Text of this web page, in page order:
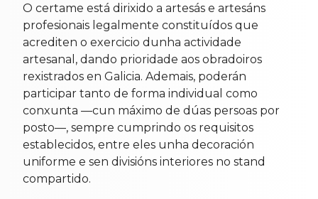
O certame está dirixido a artesás e artesáns
profesionais legalmente constituídos que
acrediten o exercicio dunha actividade
artesanal, dando prioridade aos obradoiros
rexistrados en Galicia. Ademais, poderán
participar tanto de forma individual como
conxunta —cun máximo de dúas persoas por
posto—, sempre cumprindo os requisitos
establecidos, entre eles unha decoración
uniforme e sen divisións interiores no stand
compartido.